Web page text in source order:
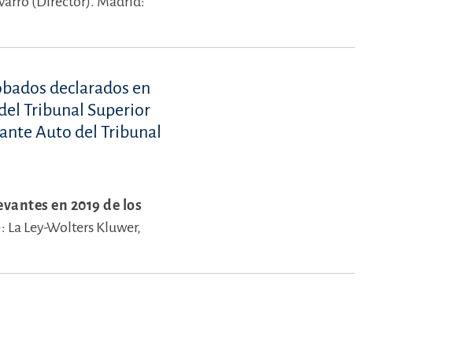
declarados en
Tribunal Superior
Auto del Tribunal
en 2019 de los
La Ley-Wolters Kluwer,